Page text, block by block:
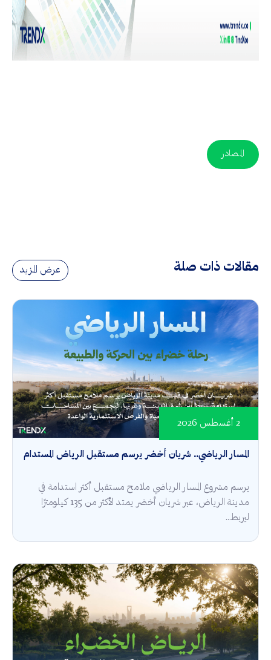
المصادر
مقالات ذات صلة عرض المزيد
المسار الرياضي.. شريان أخضر يرسم مستقبل الرياض المستدام
2 أغسطس 2026
يرسم مشروع المسار الرياضي ملامح مستقبل أكثر استدامة في
مدينة الرياض، عبر شريان أخضر يمتد لأكثر من 135 كيلومترًا
ليربط...